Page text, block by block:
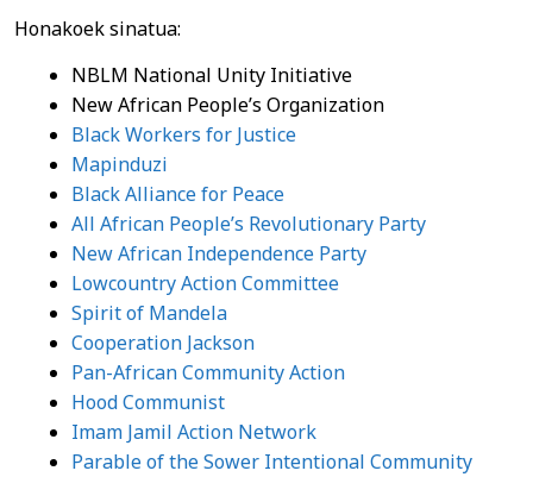
Honakoek sinatua:
NBLM National Unity Initiative
New African People’s Organization
Black Workers for Justice
Mapinduzi
Black Alliance for Peace
All African People’s Revolutionary Party
New African Independence Party
Lowcountry Action Committee
Spirit of Mandela
Cooperation Jackson
Pan-African Community Action
Hood Communist
Imam Jamil Action Network
Parable of the Sower Intentional Community